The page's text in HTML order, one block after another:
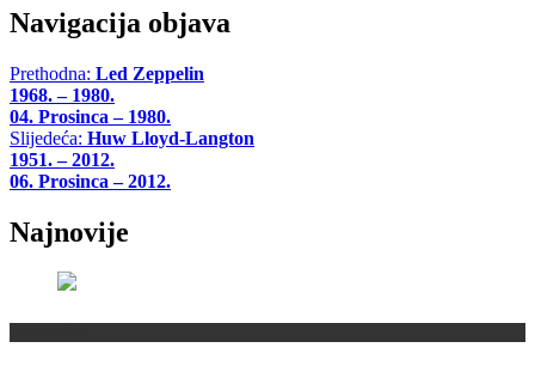
Navigacija objava
Prethodna: Led Zeppelin
1968. – 1980.
04. Prosinca – 1980.
Slijedeća: Huw Lloyd-Langton
1951. – 2012.
06. Prosinca – 2012.
Najnovije